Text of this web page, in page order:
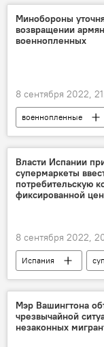
Минобороны
возвращении
военнопленных
8 сентября 2022,
военнопленные
Новости Армения
Минобороны
Власти Испании
супермаркеты
потребительскую
фиксированной
8 сентября 2022,
Испания
Мэр Вашингтона
чрезвычайной
незаконных